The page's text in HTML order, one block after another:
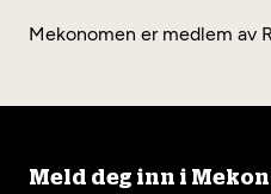
Mekonomen er medlem av
Meld deg inn i